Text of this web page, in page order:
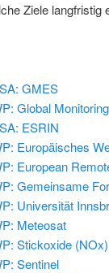
Ziele langfristig
GMES
Global
ESRIN
Europäisches
European
Gemeinsame
Universität
Meteosat
Stickoxide (NOx)
Sentinel